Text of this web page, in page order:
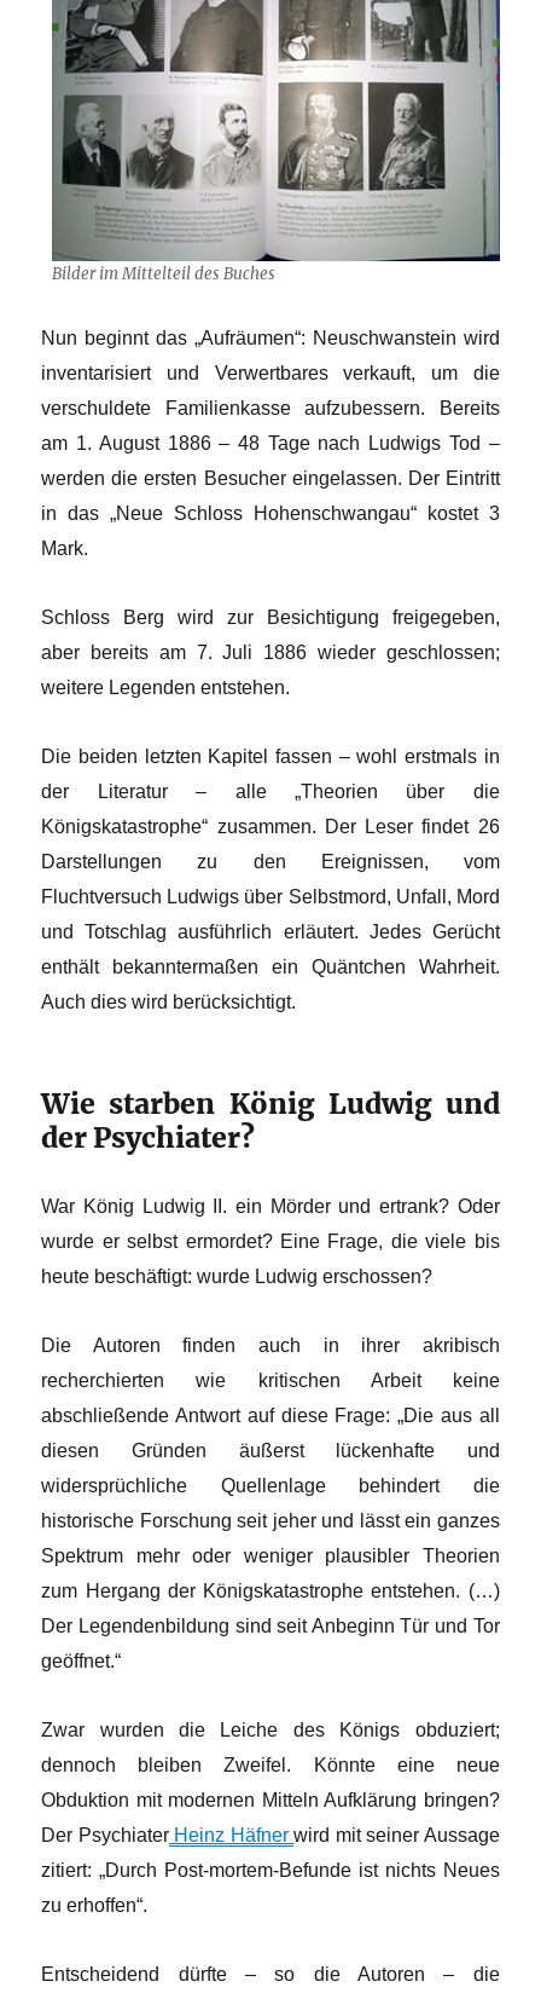
Bilder im Mittelteil des Buches
Nun beginnt das „Aufräumen“: Neuschwanstein wird
inventarisiert und Verwertbares verkauft, um die
verschuldete Familienkasse aufzubessern. Bereits
am 1. August 1886 – 48 Tage nach Ludwigs Tod –
werden die ersten Besucher eingelassen. Der Eintritt
in das „Neue Schloss Hohenschwangau“ kostet 3
Mark.
Schloss Berg wird zur Besichtigung freigegeben,
aber bereits am 7. Juli 1886 wieder geschlossen;
weitere Legenden entstehen.
Die beiden letzten Kapitel fassen – wohl erstmals in
der Literatur – alle „Theorien über die
Königskatastrophe“ zusammen. Der Leser findet 26
Darstellungen zu den Ereignissen, vom
Fluchtversuch Ludwigs über Selbstmord, Unfall, Mord
und Totschlag ausführlich erläutert. Jedes Gerücht
enthält bekanntermaßen ein Quäntchen Wahrheit.
Auch dies wird berücksichtigt.
Wie starben König Ludwig und
der Psychiater?
War König Ludwig II. ein Mörder und ertrank? Oder
wurde er selbst ermordet? Eine Frage, die viele bis
heute beschäftigt: wurde Ludwig erschossen?
Die Autoren finden auch in ihrer akribisch
recherchierten wie kritischen Arbeit keine
abschließende Antwort auf diese Frage: „Die aus all
diesen Gründen äußerst lückenhafte und
widersprüchliche Quellenlage behindert die
historische Forschung seit jeher und lässt ein ganzes
Spektrum mehr oder weniger plausibler Theorien
zum Hergang der Königskatastrophe entstehen. (…)
Der Legendenbildung sind seit Anbeginn Tür und Tor
geöffnet.“
Zwar wurden die Leiche des Königs obduziert;
dennoch bleiben Zweifel. Könnte eine neue
Obduktion mit modernen Mitteln Aufklärung bringen?
Der PsychiaterHeinz Häfnerwird mit seiner Aussage
zitiert: „Durch Post-mortem-Befunde ist nichts Neues
zu erhoffen“.
Entscheidend dürfte – so die Autoren – die